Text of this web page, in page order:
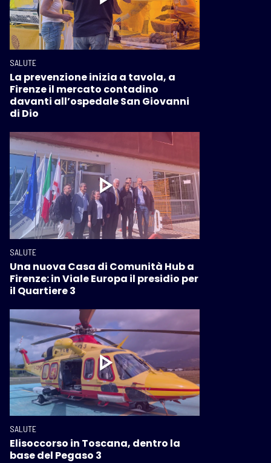
SALUTE
La prevenzione inizia a tavola, a
Firenze il mercato contadino
davanti all’ospedale San Giovanni
di Dio
SALUTE
Una nuova Casa di Comunità Hub a
Firenze: in Viale Europa il presidio per
il Quartiere 3
SALUTE
Elisoccorso in Toscana, dentro la
base del Pegaso 3